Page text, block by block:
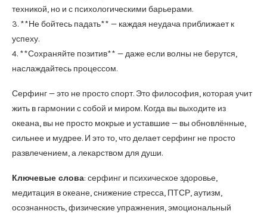
техникой, но и с психологическими барьерами.
3. **Не бойтесь падать** — каждая неудача приближает к
успеху.
4. **Сохраняйте позитив** — даже если волны не берутся,
наслаждайтесь процессом.
Серфинг — это не просто спорт. Это философия, которая учит
жить в гармонии с собой и миром. Когда вы выходите из
океана, вы не просто мокрые и уставшие — вы обновлённые,
сильнее и мудрее. И это то, что делает серфинг не просто
развлечением, а лекарством для души.
Ключевые слова: серфинг и психическое здоровье,
медитация в океане, снижение стресса, ПТСР, аутизм,
осознанность, физические упражнения, эмоциональный